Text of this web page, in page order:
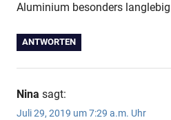
Aluminium besonders
ANTWORTEN
Nina sagt:
Juli 29, 2019 um 7:29 a.m. Uhr